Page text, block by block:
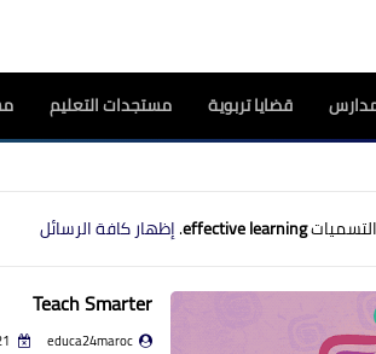
قضايا تربوية مستجدات التعليم
effective learning
.إظهار كافة الرسائل
Teach Smarter
educa24maroc